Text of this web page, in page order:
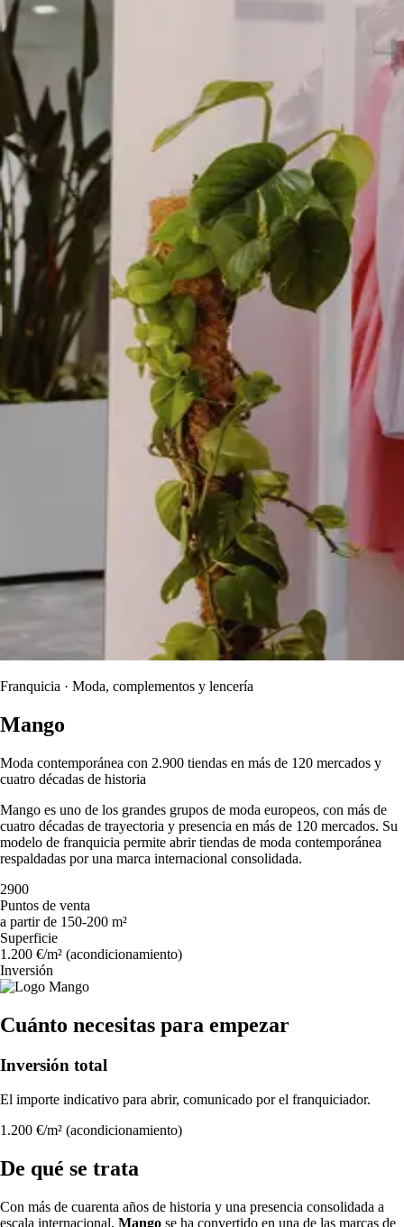
Franquicia · Moda, complementos y lencería
Mango
Moda contemporánea con 2.900 tiendas en más de 120 mercados y
cuatro décadas de historia
Mango es uno de los grandes grupos de moda europeos, con más de
cuatro décadas de trayectoria y presencia en más de 120 mercados. Su
modelo de franquicia permite abrir tiendas de moda contemporánea
respaldadas por una marca internacional consolidada.
2900
Puntos de venta
a partir de 150-200 m²
Superficie
1.200 €/m² (acondicionamiento)
Inversión
Cuánto necesitas para empezar
Inversión total
El importe indicativo para abrir, comunicado por el franquiciador.
1.200 €/m² (acondicionamiento)
De qué se trata
Con más de cuarenta años de historia y una presencia consolidada a
escala internacional, Mango se ha convertido en una de las marcas de